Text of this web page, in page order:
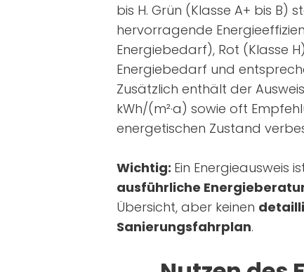
bis H. Grün (Klasse A+ bis B)
hervorragende
Energiebedarf), Rot (Klasse
Energiebedarf und
Zusätzlich enthält der
kWh/(m²·a) sowie oft
energetischen Zustand
Wichtig: Ein Energieausweis
ausführliche
Übersicht, aber keinen
Sanierungsfahrplan.